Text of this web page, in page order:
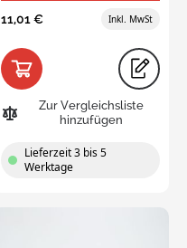
11,01 €
Zur Vergleichsliste
hinzufügen
Lieferzeit 3 bis 5
Werktage